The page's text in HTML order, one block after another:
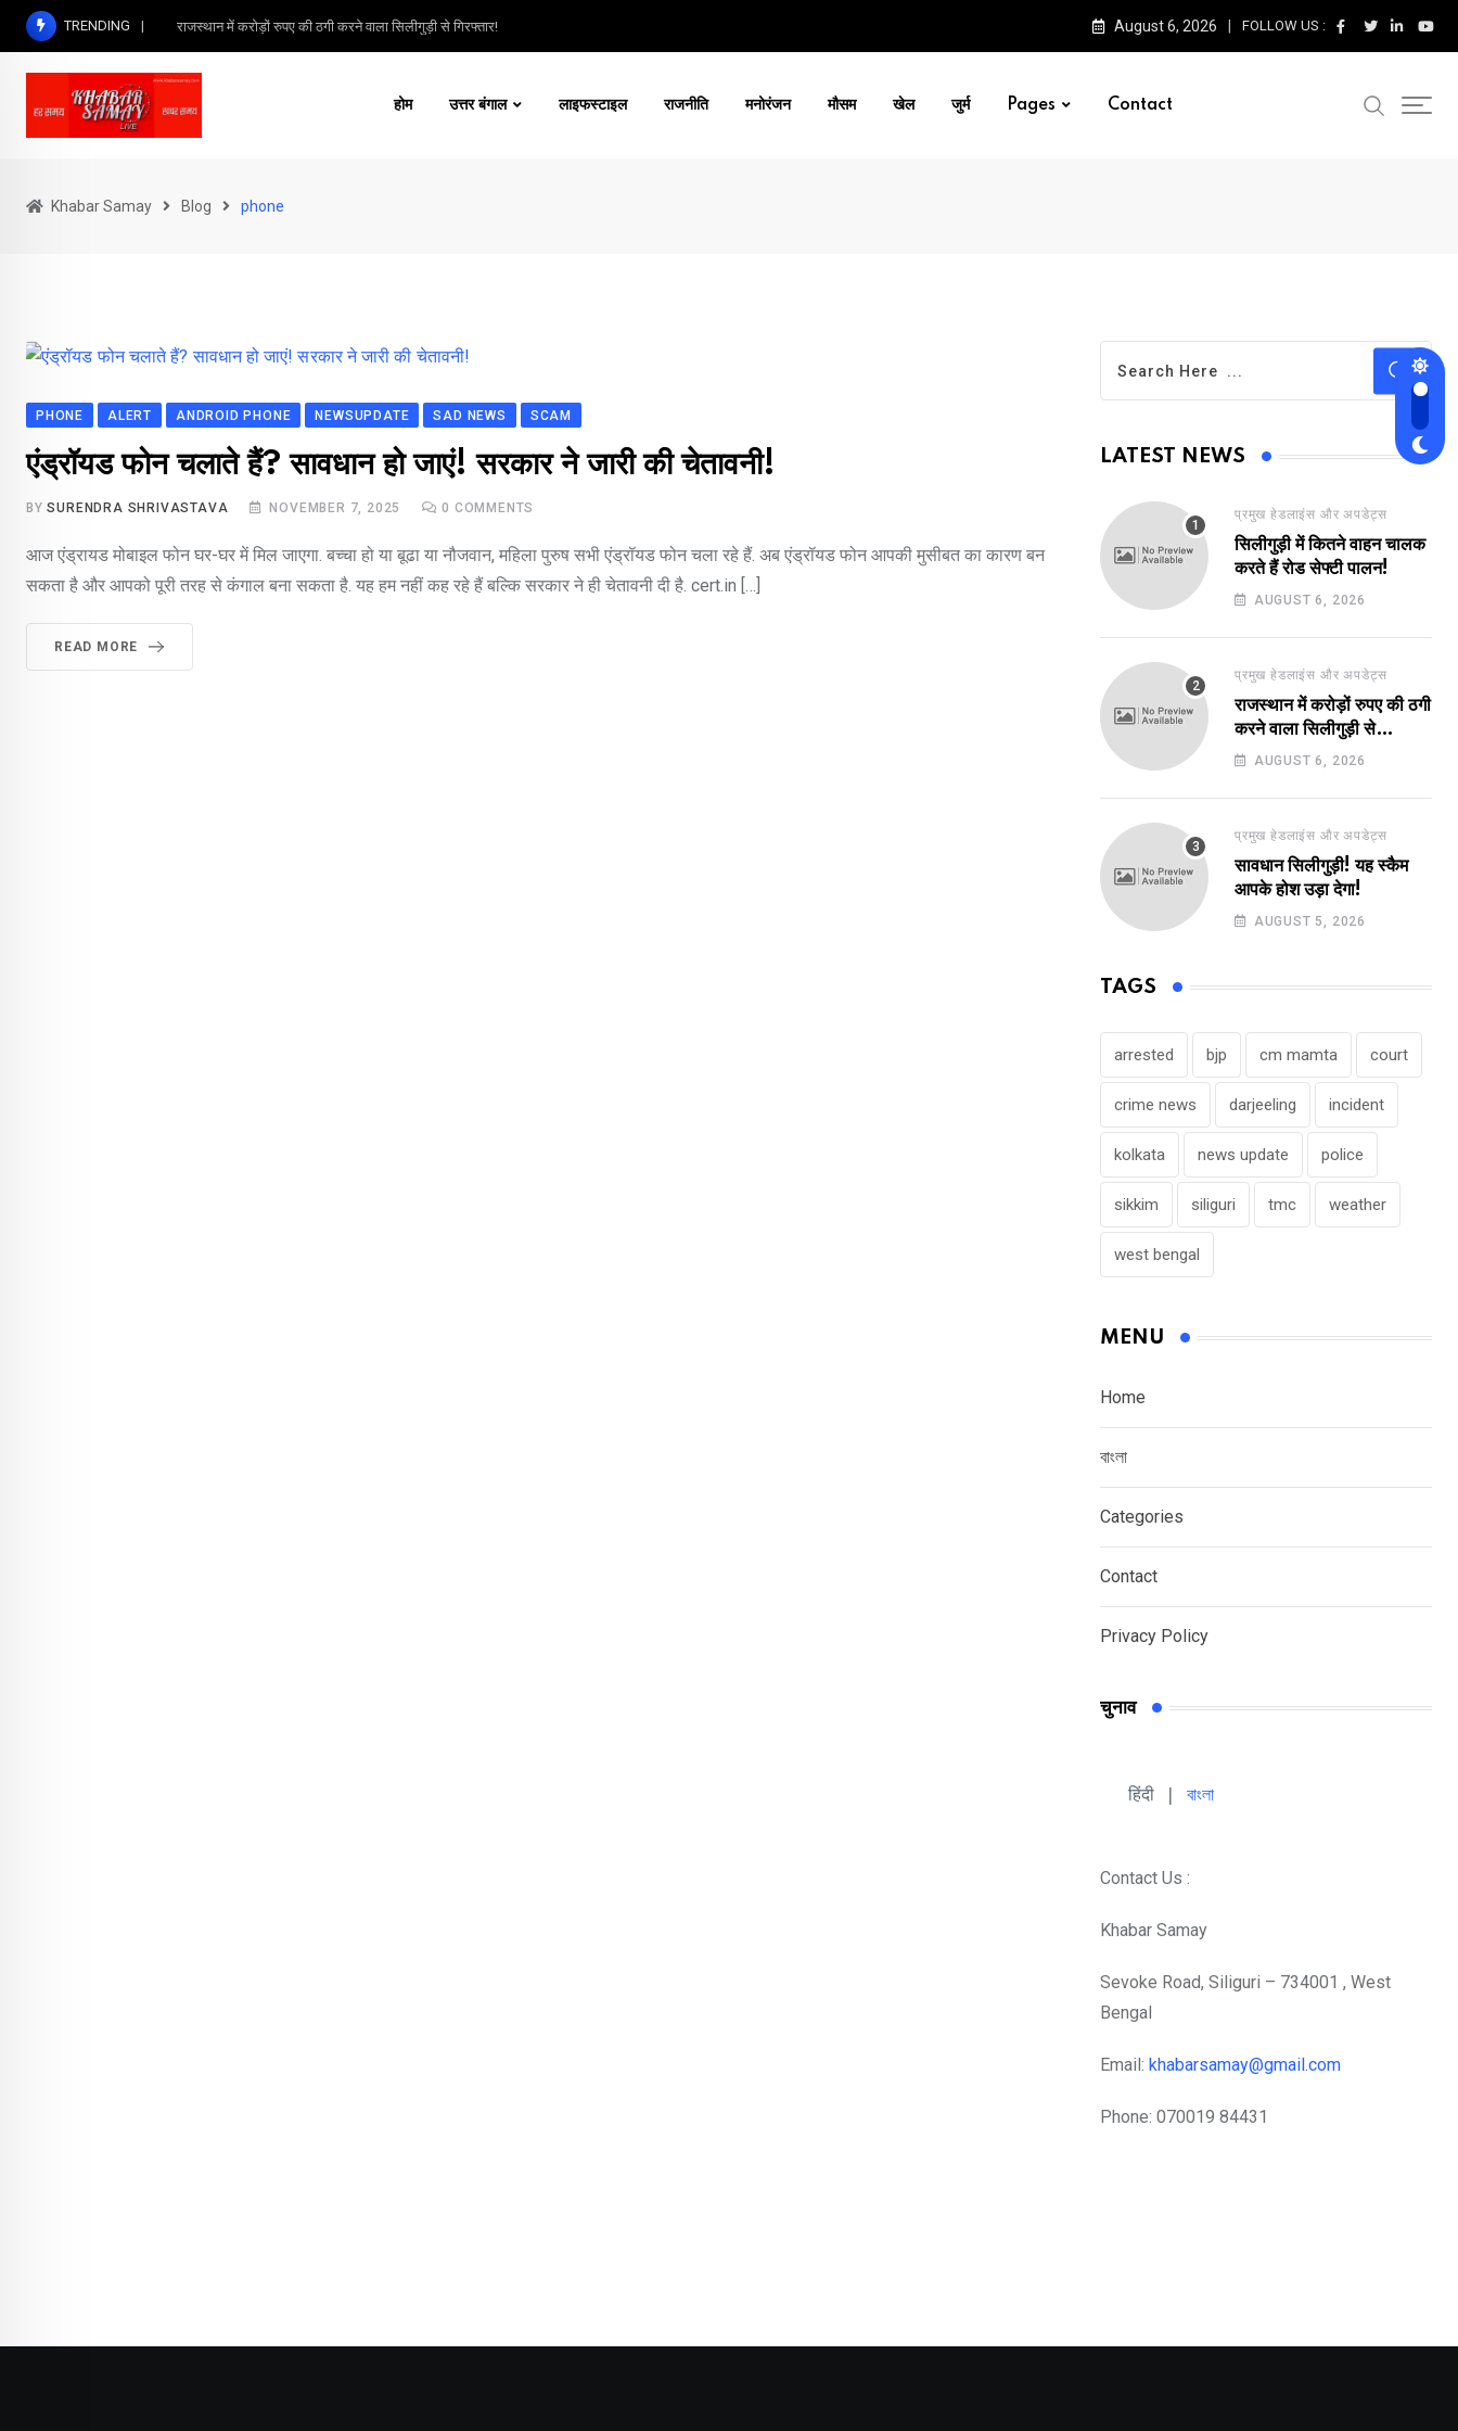
Skip
content
TRENDING राजस्थान में करोड़ों रुपए की ठगी करने वाला सिलीगुड़ी से गिरफ्तार! August 6, 2026 FOLLOW US :
होम उत्तर बंगाल लाइफस्टाइल राजनीति मनोरंजन मौसम खेल जुर्म Pages Contact
Khabar Samay Blog phone
PHONE ALERT ANDROID PHONE NEWSUPDATE SAD NEWS SCAM
एंड्रॉयड फोन चलाते हैं? सावधान हो जाएं! सरकार ने जारी की चेतावनी!
BYSURENDRA SHRIVASTAVA NOVEMBER 7, 2025 0 COMMENTS
आज एंड्रायड मोबाइल फोन घर-घर में मिल जाएगा. बच्चा हो या बूढा या नौजवान, महिला पुरुष सभी एंड्रॉयड फोन चला रहे हैं. अब एंड्रॉयड फोन आपकी मुसीबत का कारण बन
सकता है और आपको पूरी तरह से कंगाल बना सकता है. यह हम नहीं कह रहे हैं बल्कि सरकार ने ही चेतावनी दी है. cert.in […]
READ MORE
LATEST NEWS
प्रमुख हेडलाइंस और अपडेट्स
सिलीगुड़ी में कितने वाहन चालक
करते हैं रोड सेफ्टी पालन!
AUGUST 6, 2026
प्रमुख हेडलाइंस और अपडेट्स
राजस्थान में करोड़ों रुपए की ठगी
करने वाला सिलीगुड़ी से
गिरफ्तार!
AUGUST 6, 2026
प्रमुख हेडलाइंस और अपडेट्स
सावधान सिलीगुड़ी! यह स्कैम
आपके होश उड़ा देगा!
AUGUST 5, 2026
TAGS
arrested bjp cm mamta court
crime news darjeeling incident
kolkata news update police
sikkim siliguri tmc weather
west bengal
MENU
Home
বাংলা
Categories
Contact
Privacy Policy
चुनाव
हिंदी | বাংলা
Contact Us :
Khabar Samay
Sevoke Road, Siliguri – 734001 , West
Bengal
Email: khabarsamay@gmail.com
Phone: 070019 84431